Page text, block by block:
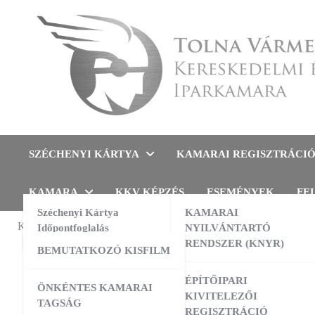
Tolna Vármegyei
SZÉCHENYI KÁRTYA
Széchenyi Kártya
Időpontfoglalás
KAMARAI REGISZTRÁCIÓ
KAMARAI
NYILVÁNTARTÓ
RENDSZER (KNYR)
ÉPÍTŐIPARI
KIVITELEZŐI
REGISZTRÁCIÓ
KAMARA
BEMUTATKOZÓ KISFILM
ÖNKÉNTES KAMARAI
TAGSÁG
KKV KÉPZÉS ESEMÉNYEK
KAMARAI ESEMÉNYEK
AI a nyelvtanulás szolgálatában –
gyakorlati workshop